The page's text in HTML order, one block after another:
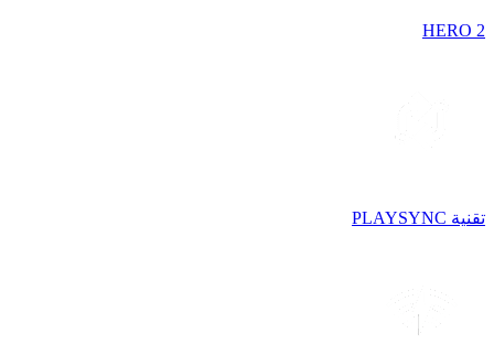
HERO 2
تقنية PLAYSYNC